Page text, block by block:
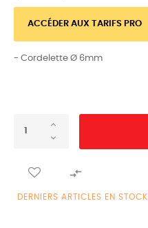
ACCÉDER AUX TARIFS PRO
- Cordelette Ø 6mm

DERNIERS ARTICLES EN STOCK